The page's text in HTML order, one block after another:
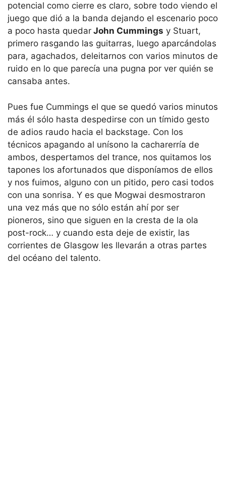
potencial como cierre es claro, sobre todo viendo el
juego que dió a la banda dejando el escenario poco
a poco hasta quedar John Cummings y Stuart,
primero rasgando las guitarras, luego aparcándolas
para, agachados, deleitarnos con varios minutos de
ruido en lo que parecía una pugna por ver quién se
cansaba antes.
Pues fue Cummings el que se quedó varios minutos
más él sólo hasta despedirse con un tímido gesto
de adios raudo hacia el backstage. Con los
técnicos apagando al unísono la cacharerría de
ambos, despertamos del trance, nos quitamos los
tapones los afortunados que disponíamos de ellos
y nos fuimos, alguno con un pitido, pero casi todos
con una sonrisa. Y es que Mogwai desmostraron
una vez más que no sólo están ahí por ser
pioneros, sino que siguen en la cresta de la ola
post-rock… y cuando esta deje de existir, las
corrientes de Glasgow les llevarán a otras partes
del océano del talento.